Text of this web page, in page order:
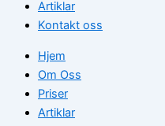
Artiklar
Kontakt oss
Hjem
Om Oss
Priser
Artiklar